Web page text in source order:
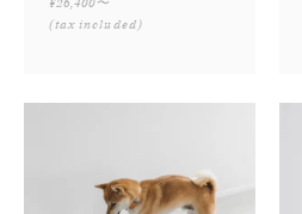
¥26,400〜
(tax included)